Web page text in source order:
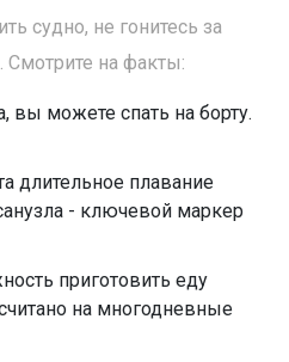
судно, не гонитесь за
Смотрите на факты:
вы можете спать на борту.
длительное плавание
- ключевой маркер
приготовить еду
на многодневные